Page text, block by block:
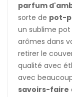
parfum
sorte de pot-
un sublime pot
arômes dans
retirer le
qualité avec
avec
savoirs-faire